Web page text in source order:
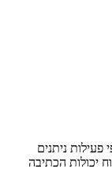
ניתנים
יכולות הכתיבה